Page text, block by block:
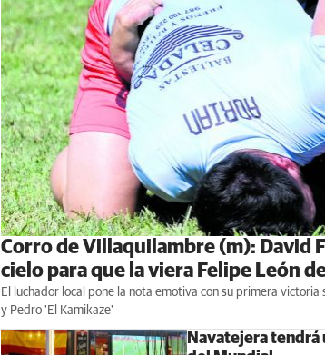
Corro de Villaquilambre (m): David
cielo para que la viera Felipe León
El luchador local pone la nota emotiva con su primera
y Pedro 'El Kamikaze'
Navatejera tendrá